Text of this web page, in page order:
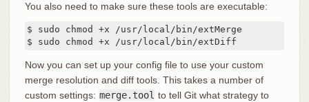
You also need to make sure these tools are executable:
$ sudo chmod +x /usr/local/bin/extMerge
$ sudo chmod +x /usr/local/bin/extDiff
Now you can set up your config file to use your custom
merge resolution and diff tools. This takes a number of
custom settings: merge.tool to tell Git what strategy to